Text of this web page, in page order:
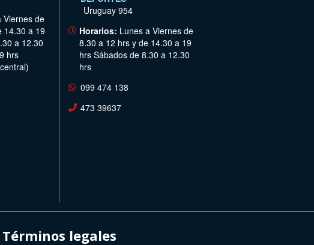
Viernes de
14.30 a 19
a 12.30
hrs
Uruguay 954
Horarios: Lunes a Viernes de
8.30 a 12 hrs y de 14.30 a 19
hrs Sábados de 8.30 a 12.30
hrs
099 474 138
473 39637
Términos legales